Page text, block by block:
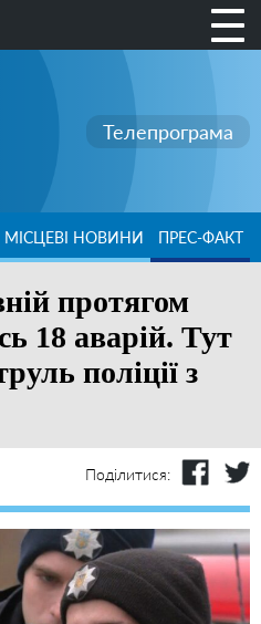
Телепрограма
МІСЦЕВІ НОВИНИ ПРЕС-ФАКТ
протягом
18 аварій. Тут
поліції з
Поділитися: